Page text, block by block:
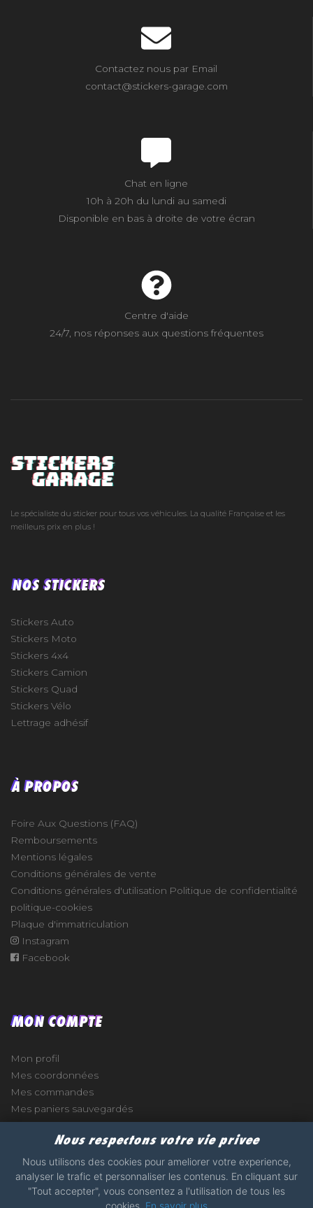
Contactez nous par Email
contact@stickers-garage.com
Chat en ligne
10h à 20h du lundi au samedi
Disponible en bas à droite de votre écran
Centre d'aide
24/7, nos réponses aux questions fréquentes
Le spécialiste du sticker pour tous vos véhicules. La qualité Française et les
meilleurs prix en plus !
NOS STICKERS
Stickers Auto
Stickers Moto
Stickers 4x4
Stickers Camion
Stickers Quad
Stickers Vélo
Lettrage adhésif
À PROPOS
Foire Aux Questions (FAQ)
Remboursements
Mentions légales
Conditions générales de vente
Conditions générales d'utilisation Politique de confidentialité
politique-cookies
Plaque d'immatriculation
Instagram
Facebook
MON COMPTE
Mon profil
Mes coordonnées
Mes commandes
Mes paniers sauvegardés
Nous respectons votre vie privee
Nous utilisons des cookies pour ameliorer votre experience,
analyser le trafic et personnaliser les contenus. En cliquant sur
"Tout accepter", vous consentez a l'utilisation de tous les
cookies. En savoir plus